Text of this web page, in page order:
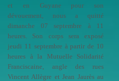
et en Guyane pour son
dévouement, nous a quitté
dimanche 07 septembre à 11
heures. Son corps sera exposé
jeudi 11 septembre à partir de 10
heures à la Mutuelle Solidarité
Franciscaine, angle des rues
Vincent Allègre et Jean Jaurès au